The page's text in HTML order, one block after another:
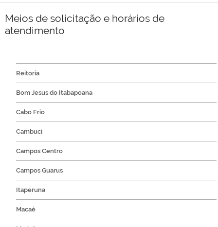
Meios de solicitação e horários de
atendimento
Reitoria
Bom Jesus do Itabapoana
Cabo Frio
Cambuci
Campos Centro
Campos Guarus
Itaperuna
Macaé